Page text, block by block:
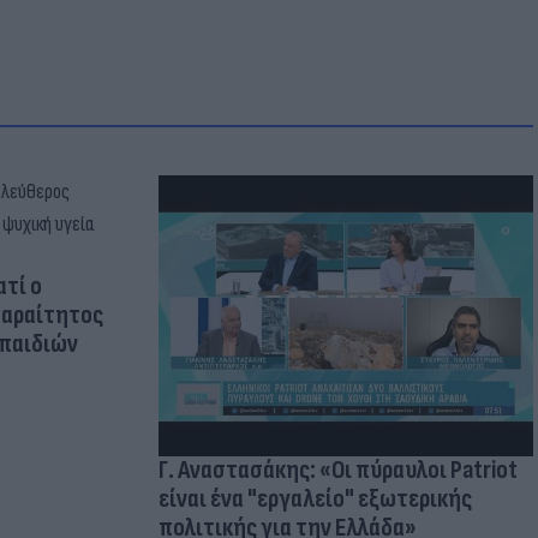
ο
Γ. Αναστασάκης: «Οι πύραυλοι Patriot
είναι ένα "εργαλείο" εξωτερικής
πολιτικής για την Ελλάδα»